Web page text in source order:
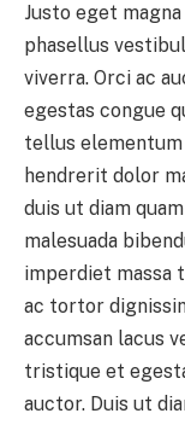
Justo eget
phasellus
viverra. Orci ac
egestas congue
tellus
hendrerit dolor
duis ut diam
malesuada
imperdiet massa
ac tortor
accumsan lacus
tristique et
auctor. Duis ut